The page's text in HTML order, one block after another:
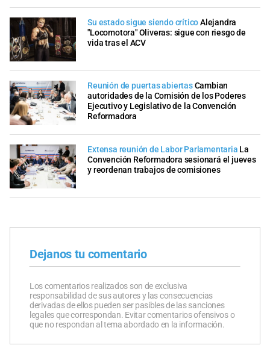
Su estado sigue siendo críticoAlejandra
"Locomotora" Oliveras: sigue con riesgo de
vida tras el ACV
Reunión de puertas abiertasCambian
autoridades de la Comisión de los Poderes
Ejecutivo y Legislativo de la Convención
Reformadora
Extensa reunión de Labor Parlamentaria La
Convención Reformadora sesionará el jueves
y reordenan trabajos de comisiones
Dejanos tu comentario
Los comentarios realizados son de exclusiva
responsabilidad de sus autores y las consecuencias
derivadas de ellos pueden ser pasibles de las sanciones
legales que correspondan. Evitar comentarios ofensivos o
que no respondan al tema abordado en la información.